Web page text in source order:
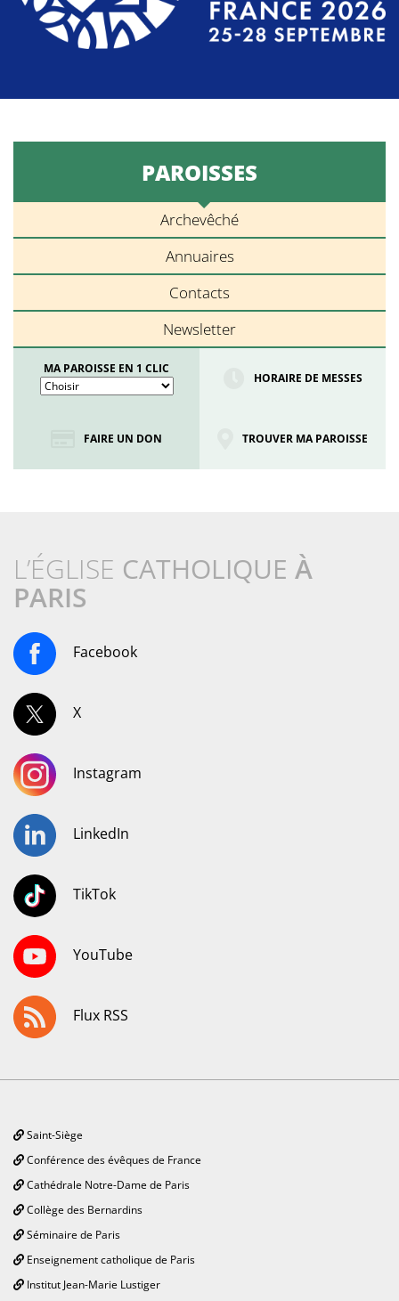
PAROISSES
Archevêché
Annuaires
Contacts
Newsletter
MA PAROISSE EN 1 CLIC
HORAIRE DE MESSES
FAIRE UN DON TROUVER MA PAROISSE
L’ÉGLISE CATHOLIQUE À
PARIS
Facebook
X
Instagram
LinkedIn
TikTok
YouTube
Flux RSS
Saint-Siège
Conférence des évêques de France
Cathédrale Notre-Dame de Paris
Collège des Bernardins
Séminaire de Paris
Enseignement catholique de Paris
Institut Jean-Marie Lustiger